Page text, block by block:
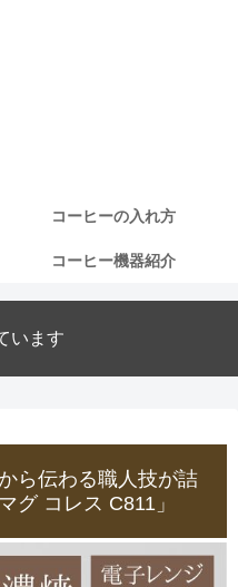
コーヒーの入れ方
コーヒー機器紹介
います
ら伝わる職人技が詰
グ コレス C811」